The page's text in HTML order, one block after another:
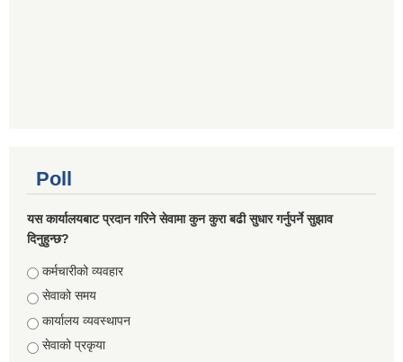
Poll
यस कार्यालयबाट प्रदान गरिने सेवामा कुन कुरा बढी सुधार गर्नुपर्ने सुझाव
दिनुहुन्छ?
Choices
कर्मचारीको व्यवहार
सेवाको समय
कार्यालय व्यवस्थापन
सेवाको प्रकृया